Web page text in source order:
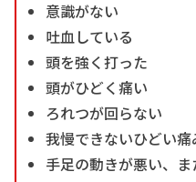
意識がない
吐血している
頭を強く打った
頭がひどく痛い
ろれつが回らない
我慢できないひどい痛
手足の動きが悪い、